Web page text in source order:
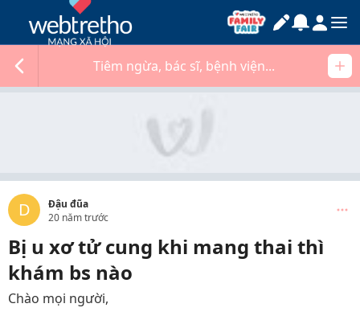
Tiêm ngừa, bác sĩ, bệnh viện...
D
Đậu đũa
20 năm trước
Bị u xơ tử cung khi mang thai thì
khám bs nào
Chào mọi người,